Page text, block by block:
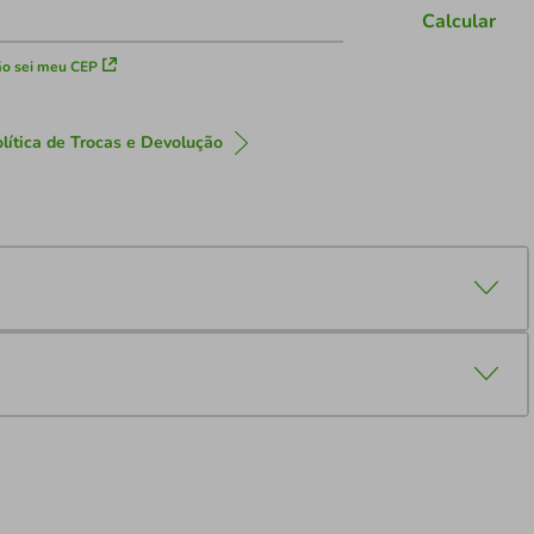
sei meu CEP
Calcular
de Trocas e Devolução